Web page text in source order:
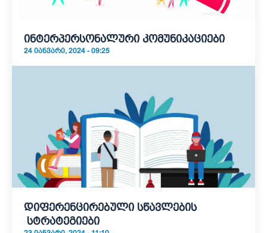
ინტერპერსონალური კომუნიკაციები
24 ᲘᲐᲜᲕᲐᲠᲘ, 2024 - 09:25
დიფერენცირებული სწავლების
სტრატეგიები